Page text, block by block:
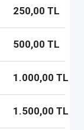
250,00 TL
500,00 TL
1.000,00 TL
1.500,00 TL